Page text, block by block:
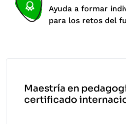
Ayuda a formar
para los retos del
Maestría en
certificado